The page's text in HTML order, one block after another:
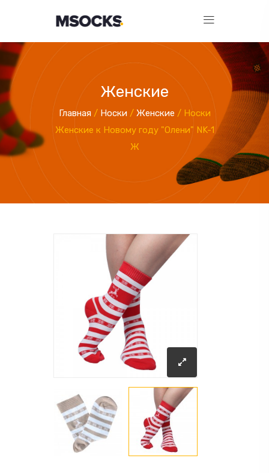
Женские
Главная/ Носки/ Женские / Носки
Женские к Новому году "Олени" NK-1
Ж